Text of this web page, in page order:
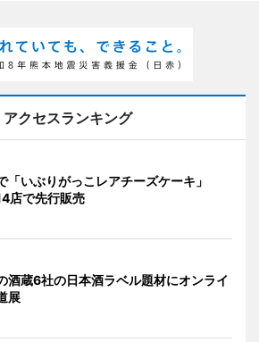
アクセスランキング
「いぶりがっこレアチーズケーキ」
店で先行販売
酒蔵6社の日本酒ラベル題材にオンライ
展